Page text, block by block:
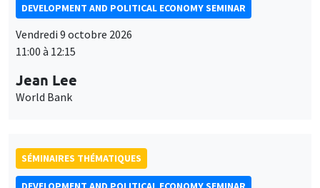
DEVELOPMENT AND POLITICAL ECONOMY SEMINAR
Vendredi 9 octobre 2026
11:00 à 12:15
Jean Lee
World Bank
SÉMINAIRES THÉMATIQUES